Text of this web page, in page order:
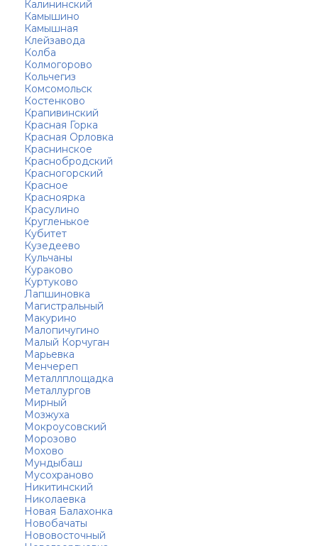
Калининский
Камышино
Камышная
Клейзавода
Колба
Колмогорово
Кольчегиз
Комсомольск
Костенково
Крапивинский
Красная Горка
Красная Орловка
Краснинское
Краснобродский
Красногорский
Красное
Красноярка
Красулино
Кругленькое
Кубитет
Кузедеево
Кульчаны
Кураково
Куртуково
Лапшиновка
Магистральный
Макурино
Малопичугино
Малый Корчуган
Марьевка
Менчереп
Металлплощадка
Металлургов
Мирный
Мозжуха
Мокроусовский
Морозово
Мохово
Мундыбаш
Мусохраново
Никитинский
Николаевка
Новая Балахонка
Новобачаты
Нововосточный